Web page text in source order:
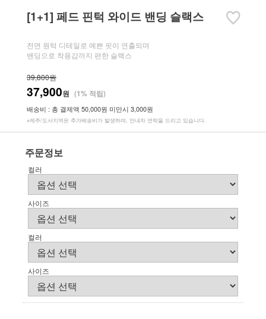
[1+1] 페드 핀턱 와이드 밴딩 슬랙스
전면 원턱 디테일로 예쁜 핏이 연출되며
밴딩으로 착용감까지 편한 슬랙스
39,800원
37,900원 (1% 적립)
배송비 : 총 결제액 50,000원 미만시 3,000원
※제주/도서지역은 추가배송비가 발생하며, 안내차 연락을 드리고 있습니다.
주문정보
컬러
사이즈
컬러
사이즈